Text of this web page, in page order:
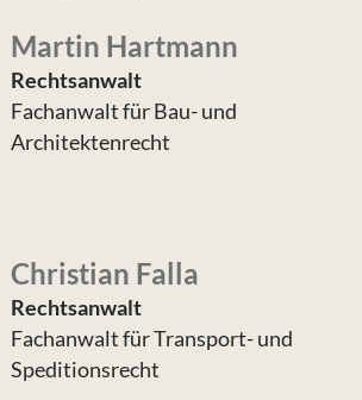
Martin Hartmann
Rechtsanwalt
Fachanwalt für Bau- und
Architektenrecht
Christian Falla
Rechtsanwalt
Fachanwalt für Transport- und
Speditionsrecht